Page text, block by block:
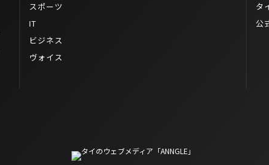
スポーツ
IT
ビジネス
ヴォイス
タ
公